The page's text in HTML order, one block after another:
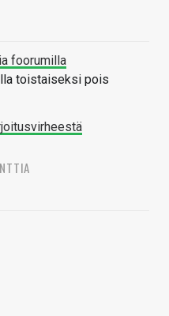
foorumilla
toistaiseksi pois